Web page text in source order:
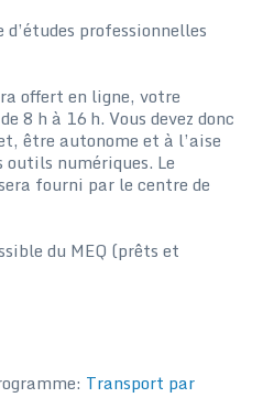
professionnelles
offert en ligne, votre
8 h à 16 h. Vous devez donc
être autonome et à l’aise
numériques. Le
fourni par le centre de
du MEQ (prêts et
Transport par